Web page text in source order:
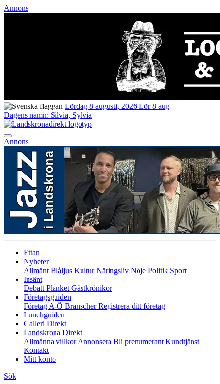
Annons
Lördag 8 augusti, 2026 Lör 8 aug
Dagens namn: Silvia, Sylvia
Annons
Ettan
Nyheter
Allmänt Blåljus KulturNäringsliv Nöje Politik Sport
Insänt
Debatt Planket Gästkrönikor
Företagsguiden
Företag A-Ö BranscherRegistrera ditt företag
Lunchguiden
Galleri Direkt
Landskrona Direkt
Allmänna villkorAnnonsera Bli prenumerant Kundtjänst
Kontakt
Mitt konto
Sök